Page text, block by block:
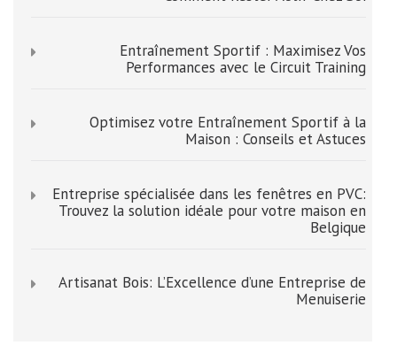
Entraînement Sportif : Maximisez Vos
Performances avec le Circuit Training
Optimisez votre Entraînement Sportif à la
Maison : Conseils et Astuces
Entreprise spécialisée dans les fenêtres en PVC:
Trouvez la solution idéale pour votre maison en
Belgique
Artisanat Bois: L’Excellence d’une Entreprise de
Menuiserie